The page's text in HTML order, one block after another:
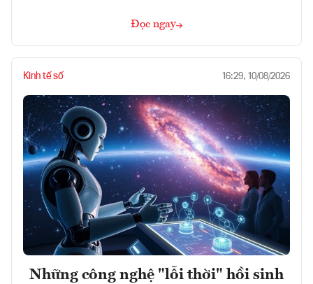
Đọc ngay
Kinh tế số 16:29, 10/08/2026
Những công nghệ "lỗi thời" hồi sinh